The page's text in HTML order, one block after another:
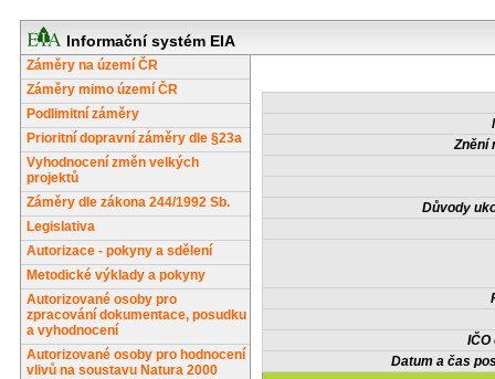
Informační systém EIA
Záměry na území ČR
Záměry mimo území ČR
Podlimitní záměry
Prioritní dopravní záměry dle §23a
Vyhodnocení změn velkých
projektů
Záměry dle zákona 244/1992 Sb.
Legislativa
Autorizace - pokyny a sdělení
Metodické výklady a pokyny
Autorizované osoby pro
zpracování dokumentace, posudku
a vyhodnocení
Autorizované osoby pro hodnocení
vlivů na soustavu Natura 2000
Znění
Důvody
IČO
Datum a čas